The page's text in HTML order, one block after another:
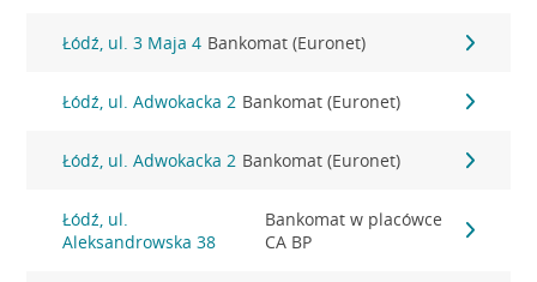
Łódź, ul. 3 Maja 4 Bankomat (Euronet)
Łódź, ul. Adwokacka 2 Bankomat (Euronet)
Łódź, ul. Adwokacka 2 Bankomat (Euronet)
Łódź, ul.
Aleksandrowska 38
Bankomat w placówce
CA BP